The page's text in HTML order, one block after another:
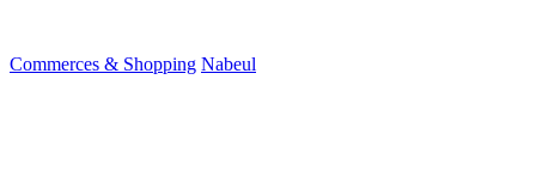
Commerces & Shopping Nabeul